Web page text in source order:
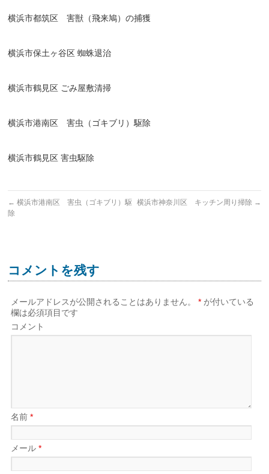
横浜市都筑区 害獣（飛来鳩）の捕獲
横浜市保土ヶ谷区 蜘蛛退治
横浜市鶴見区 ごみ屋敷清掃
横浜市港南区 害虫（ゴキブリ）駆除
横浜市鶴見区 害虫駆除
← 横浜市港南区 害虫（ゴキブリ）駆
除
横浜市神奈川区 キッチン周り掃除 →
コメントを残す
メールアドレスが公開されることはありません。 * が付いている
欄は必須項目です
コメント
名前*
メール*